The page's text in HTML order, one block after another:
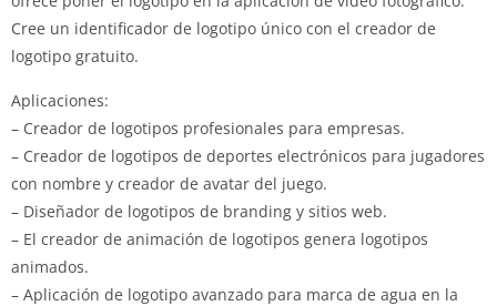
Cree un identificador de logotipo único con el creador de
logotipo gratuito.
Aplicaciones:
– Creador de logotipos profesionales para empresas.
– Creador de logotipos de deportes electrónicos para jugadores
con nombre y creador de avatar del juego.
– Diseñador de logotipos de branding y sitios web.
– El creador de animación de logotipos genera logotipos
animados.
– Aplicación de logotipo avanzado para marca de agua en la